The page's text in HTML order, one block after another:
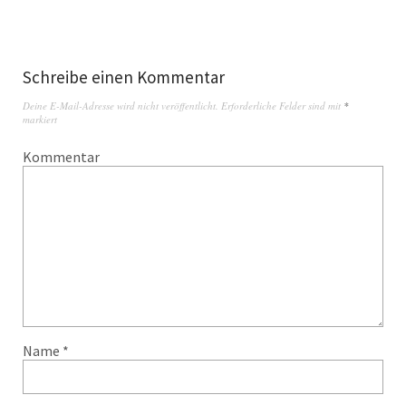
Schreibe einen Kommentar
Deine E-Mail-Adresse wird nicht veröffentlicht. Erforderliche Felder sind mit *
markiert
Kommentar
Name *